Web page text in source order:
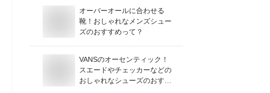
オーバーオールに合わせる
靴！おしゃれなメンズシュー
ズのおすすめって？
VANSのオーセンティック！
スエードやチェッカーなどの
おしゃれなシューズのおすす